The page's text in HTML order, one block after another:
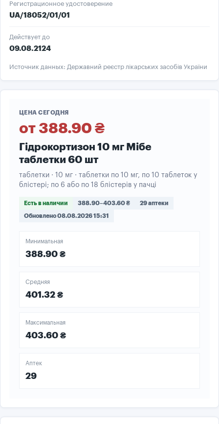
Регистрационное удостоверение
UA/18052/01/01
Действует до
09.08.2124
Источник данных: Державний реєстр лікарських засобів України
ЦЕНА СЕГОДНЯ
от 388.90 ₴
Гідрокортизон 10 мг Мібе
таблетки 60 шт
таблетки · 10 мг · таблетки по 10 мг, по 10 таблеток у
блістері; по 6 або по 18 блістерів у пачці
Есть в наличии 388.90–403.60 ₴ 29 аптеки
Обновлено 08.08.2026 15:31
Минимальная
388.90 ₴
Средняя
401.32 ₴
Максимальная
403.60 ₴
Аптек
29